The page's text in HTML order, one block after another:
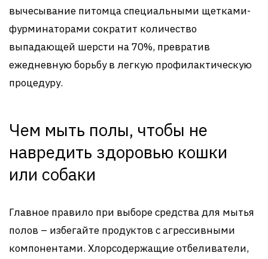
вычесывание питомца специальными щетками-
фурминаторами сократит количество
выпадающей шерсти на 70%, превратив
ежедневную борьбу в легкую профилактическую
процедуру.
Чем мыть полы, чтобы не
навредить здоровью кошки
или собаки
Главное правило при выборе средства для мытья
полов – избегайте продуктов с агрессивными
компонентами. Хлорсодержащие отбеливатели,